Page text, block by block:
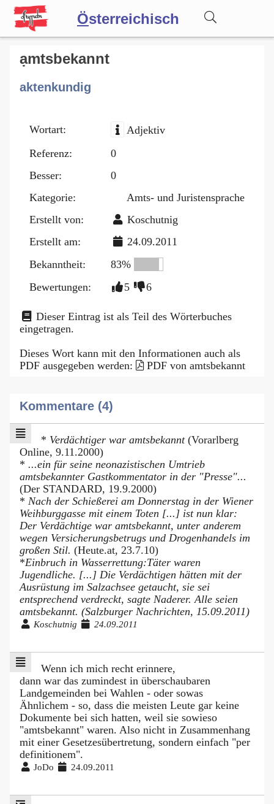
Österreichisch
Wörterbuch
Forum
Blog
ạmtsbekannt
aktenkundig
Wortart:
Adjektiv
Referenz:
0
Besser:
0
Kategorie:
Amts- und Juristensprache
Erstellt von:
Koschutnig
Erstellt am:
24.09.2011
Bekanntheit:
83%
Bewertungen:
5 6
Dieser Eintrag ist als Teil des Wörterbuches
eingetragen.
Dieses Wort kann mit den Informationen auch als
PDF ausgegeben werden:
PDF von amtsbekannt
Kommentare (4)
* Verdächtiger war amtsbekannt(Vorarlberg
Online, 9.11.2000)
* ...ein für seine neonazistischen Umtrieb
amtsbekannter Gastkommentator in der "Presse"...
(Der STANDARD, 19.9.2000)
* Nach der Schießerei am Donnerstag in der Wiener
Weihburggasse mit einem Toten [...] ist nun klar:
Der Verdächtige war amtsbekannt, unter anderem
wegen Versicherungsbetrugs und Drogenhandels im
großen Stil. (Heute.at, 23.7.10)
*Einbruch in Wasserrettung:Täter waren
Jugendliche. [...] Die Verdächtigen hätten mit der
Ausrüstung im Salzachsee getaucht, sie sei
entsprechend verdreckt, sagte Naderer. Alle seien
amtsbekannt. (Salzburger Nachrichten, 15.09.2011)
Koschutnig 24.09.2011
Wenn ich mich recht erinnere,
dann war das zumindest in überschaubaren
Landgemeinden bei Wahlen - oder sowas
Ähnlichem - so, dass die meisten Leute gar keine
Dokumente bei sich hatten, weil sie sowieso
"amtsbekannt" waren. Also nicht in Zusammenhang
mit einer Gesetzesübertretung, sondern einfach "per
definitionem".
JoDo 24.09.2011